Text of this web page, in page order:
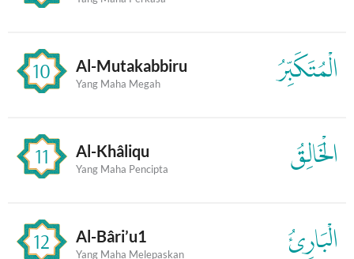
10 Al-Mutakabbiru
Yang Maha Megah الْمُتَكَبِّرُ
11 Al-Khâliqu
Yang Maha Pencipta الْخَالِقُ
12 Al-Bâri’u1
Yang Maha Melepaskan الْبَارِئُ